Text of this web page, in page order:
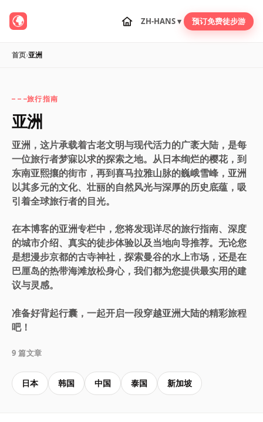
ZH-HANS ▾ 预订免费徒步游
首页›亚洲
旅行指南
亚洲
亚洲，这片承载着古老文明与现代活力的广袤大陆，是每
一位旅行者梦寐以求的探索之地。从日本绚烂的樱花，到
东南亚熙攘的街市，再到喜马拉雅山脉的巍峨雪峰，亚洲
以其多元的文化、壮丽的自然风光与深厚的历史底蕴，吸
引着全球旅行者的目光。
在本博客的亚洲专栏中，您将发现详尽的旅行指南、深度
的城市介绍、真实的徒步体验以及当地向导推荐。无论您
是想漫步京都的古寺神社，探索曼谷的水上市场，还是在
巴厘岛的热带海滩放松身心，我们都为您提供最实用的建
议与灵感。
准备好背起行囊，一起开启一段穿越亚洲大陆的精彩旅程
吧！
9 篇文章
日本 韩国 中国 泰国 新加坡